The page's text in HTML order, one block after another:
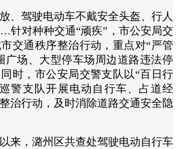
驾驶电动车不戴安全头盔、行人
对种种交通“顽疾”，市公安局交
交通秩序整治行动，重点对“严管
广场、大型停车场周边道路违法停
时，市公安局交警支队以“百日行
警支队开展电动自行车、占道经
治行动，及时消除道路交通安全隐
，潞州区共查处驾驶电动自行车